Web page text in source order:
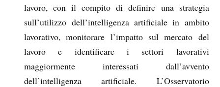
lavoro, con il compito di definire una strategia
sull’utilizzo dell’intelligenza artificiale in ambito
lavorativo, monitorare l’impatto sul mercato del
lavoro e identificare i settori lavorativi
maggiormente interessati dall’avvento
dell’intelligenza artificiale. L’Osservatorio